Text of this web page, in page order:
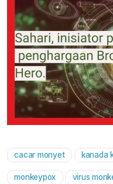
cacar monyet kanada
monkeypox virus